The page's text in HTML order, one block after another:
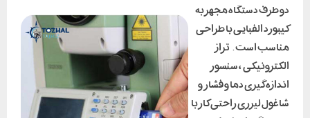
دو طرف دستگاه مجهز به
کیبورد الفبایی با طراحی
مناسب است . تراز
الکترونیکی ، سنسور
اندازه گیری دما و فشار و
شاغول لیزری راحتی کار با